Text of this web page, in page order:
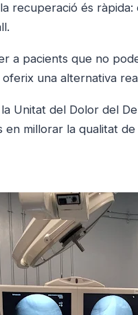
recuperació és
a pacients que no
una alternativa
Unitat del Dolor del
en millorar la qualitat